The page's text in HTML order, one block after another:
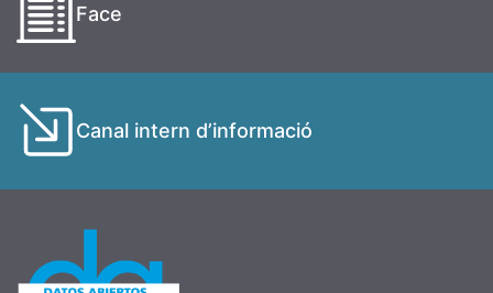
Face
Canal intern d’informació